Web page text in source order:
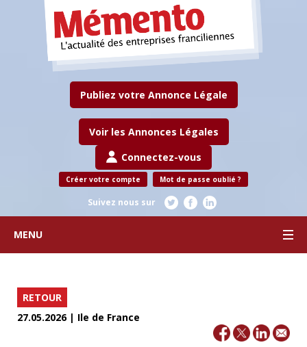
Publiez votre Annonce Légale
Voir les Annonces Légales
Connectez-vous
Créer votre compte Mot de passe oublié ?
Suivez nous sur
MENU
RETOUR
27.05.2026 | Ile de France